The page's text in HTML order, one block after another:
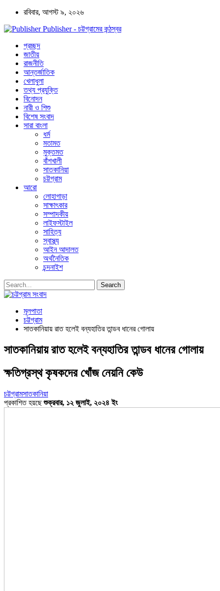
রবিবার, আগস্ট ৯, ২০২৬
Publisher - চট্টগ্রামের কন্ঠস্বর
প্রচ্ছদ
জাতীয়
রাজনীতি
আন্তর্জাতিক
খেলাধুলা
তথ্য প্রযুক্তি
বিনোদন
নারী ও শিশু
বিশেষ সংবাদ
সারা বাংলা
ধর্ম
মতামত
মুক্তমত
বাঁশখালী
সাতকানিয়া
চট্টগ্রাম
আরো
লোহাগাড়া
সাক্ষাৎকার
সম্পাদকীয়
লাইফস্টাইল
সাহিত্য
স্বাস্থ্য
আইন আদালত
অর্থনৈতিক
চন্দনাইশ
মূলপাতা
চট্টগ্রাম
সাতকানিয়ায় রাত হলেই বন্যহাতির তান্ডব ধানের গোলায়
সাতকানিয়ায় রাত হলেই বন্যহাতির তান্ডব ধানের গোলায়
ক্ষতিগ্রস্থ কৃষকদের খোঁজ নেয়নি কেউ
চট্টগ্রামসাতকানিয়া
প্রকাশিত হয়ছেশুক্রবার, ১২ জুলাই, ২০২৪ ইং